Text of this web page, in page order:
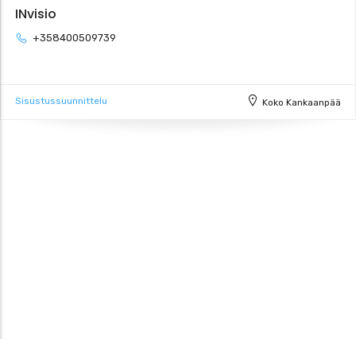
INvisio
+358400509739
Sisustussuunnittelu Koko Kankaanpää